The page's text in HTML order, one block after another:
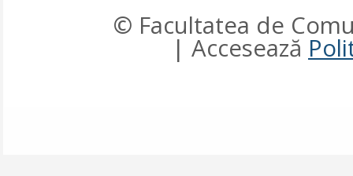
© Facultatea de
| Accesează